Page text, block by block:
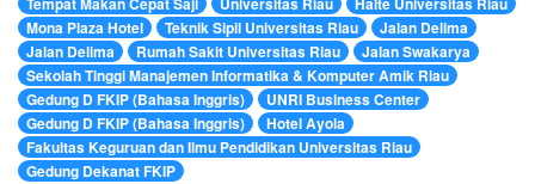
Mona Plaza Hotel
Teknik Sipil Universitas Riau
Jalan Delima
Jalan Delima
Rumah Sakit Universitas Riau
Jalan Swakarya
Sekolah Tinggi Manajemen Informatika & Komputer Amik Riau
Gedung D FKIP (Bahasa Inggris)
UNRI Business Center
Gedung D FKIP (Bahasa Inggris)
Hotel Ayola
Fakultas Keguruan dan Ilmu Pendidikan Universitas Riau
Gedung Dekanat FKIP